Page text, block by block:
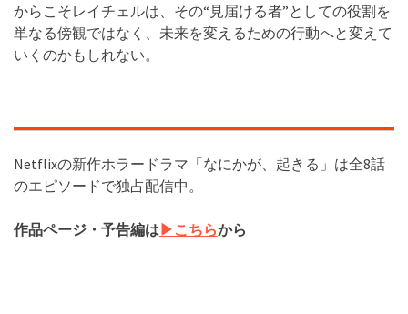
からこそレイチェルは、その“見届ける者”としての役割を
単なる傍観ではなく、未来を変えるための行動へと変えて
いくのかもしれない。
Netflixの新作ホラードラマ「なにかが、起きる」は全8話
のエピソードで独占配信中。
作品ページ・予告編は▶︎こちらから